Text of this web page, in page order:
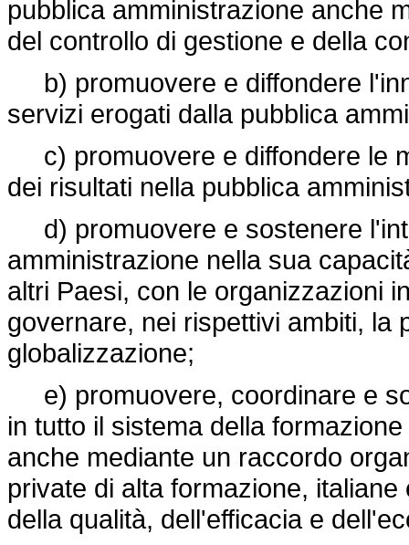
pubblica amministrazione anche
del controllo di gestione e della
b) promuovere e diffondere
servizi erogati dalla pubblica
c) promuovere e diffondere le
dei risultati nella pubblica
d) promuovere e sostenere
amministrazione nella sua
altri Paesi, con le organizzazioni
governare, nei rispettivi ambiti, la
globalizzazione;
e) promuovere, coordinare e
in tutto il sistema della
anche mediante un raccordo
private di alta formazione,
della qualità, dell'efficacia e